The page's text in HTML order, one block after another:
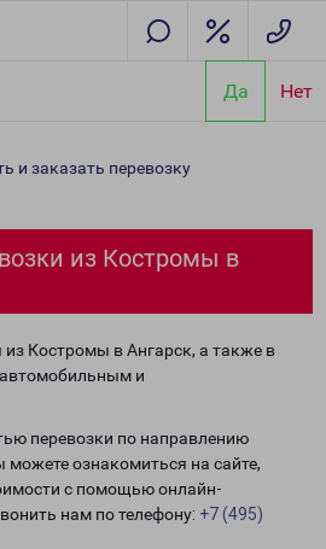
Да Нет
и заказать перевозку
из Костромы в
Костромы в Ангарск, а также в
автомобильным и
перевозки по направлению
ознакомиться на сайте,
с помощью онлайн-
нам по телефону: +7 (495)